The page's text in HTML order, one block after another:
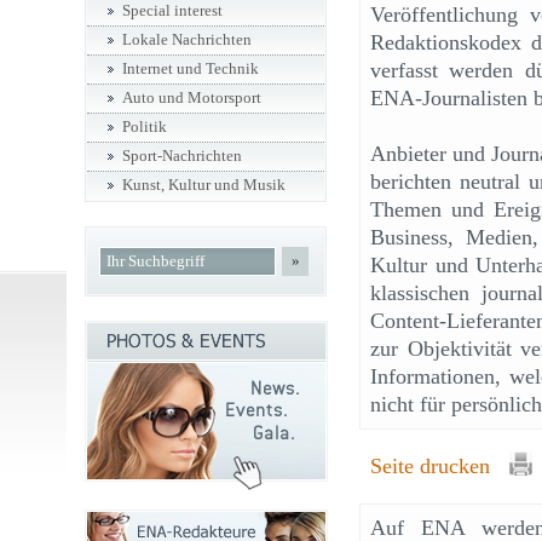
Veröffentlichung
Redaktionskodex
verfasst werden
ENA-Journalisten
Anbieter und
berichten neutral
Themen und
Business,
Kultur und
klassischen
Content-
zur Objektivität
Informationen,
nicht für
Seite drucken
Auf ENA werden
Special interest
Lokale Nachrichten
Internet und Technik
Auto und Motorsport
Politik
Sport-Nachrichten
Kunst, Kultur und Musik
»